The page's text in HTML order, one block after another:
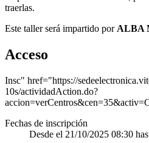
traerlas.
Este taller será impartido por ALBA
Acceso
Insc" href="https://
10s/actividadAction.do?
Fechas de inscripción
Desde el 21/10/2025 08:30